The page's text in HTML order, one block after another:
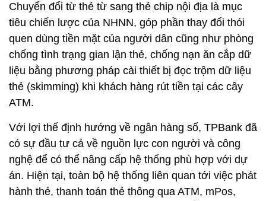
Chuyển đổi từ thẻ từ sang thẻ chip nội địa là mục
tiêu chiến lược của NHNN, góp phần thay đổi thói
quen dùng tiền mặt của người dân cũng như phòng
chống tình trạng gian lận thẻ, chống nạn ăn cắp dữ
liệu bằng phương pháp cài thiết bị đọc trộm dữ liệu
thẻ (skimming) khi khách hàng rút tiền tại các cây
ATM.
Với lợi thế định hướng về ngân hàng số, TPBank đã
có sự đầu tư cả về nguồn lực con người và công
nghệ để có thể nâng cấp hệ thống phù hợp với dự
án. Hiện tại, toàn bộ hệ thống liên quan tới việc phát
hành thẻ, thanh toán thẻ thông qua ATM, mPos,